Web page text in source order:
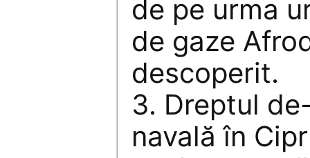
de pe urma
de gaze
descoperit.
3. Dreptul
navală în